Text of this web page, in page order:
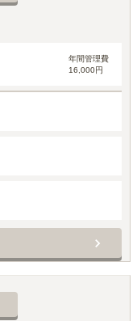
年間管理費
16,000円